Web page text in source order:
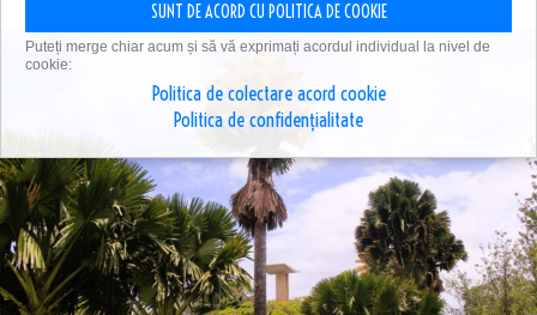
SUNT DE ACORD CU POLITICA DE COOKIE
Puteți merge chiar acum și să vă exprimați acordul individual la nivel de
cookie:
Politica de colectare acord cookie
Politica de confidențialitate